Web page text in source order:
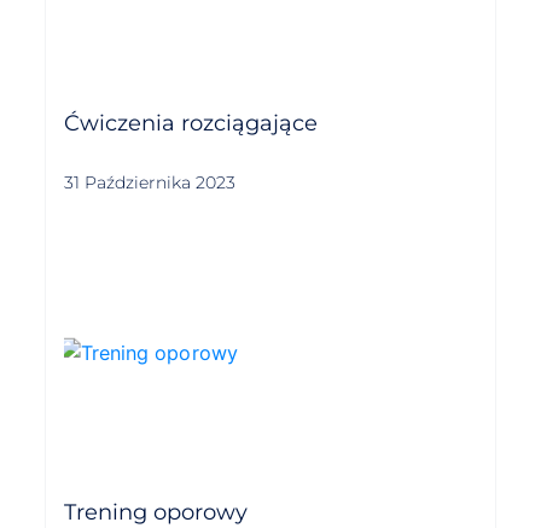
Ćwiczenia rozciągające
31 Października 2023
Trening oporowy